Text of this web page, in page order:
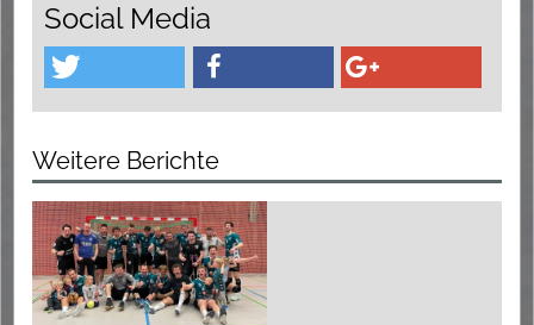
Social Media
Weitere Berichte